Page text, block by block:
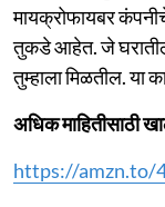
मायक्रोफायबर
तुकडे आहेत. जे घरातील
तुम्हाला मिळतील. या
अधिक माहितीसाठी
https://amzn.to/